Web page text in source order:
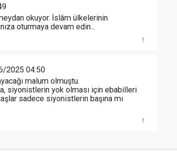
okuyor. İslâm ülkelerinin
oturmaya devam edin...
2025 04:50
malum olmuştu.
siyonistlerin yok olması için ebabilleri
sadece siyonistlerin başına mı